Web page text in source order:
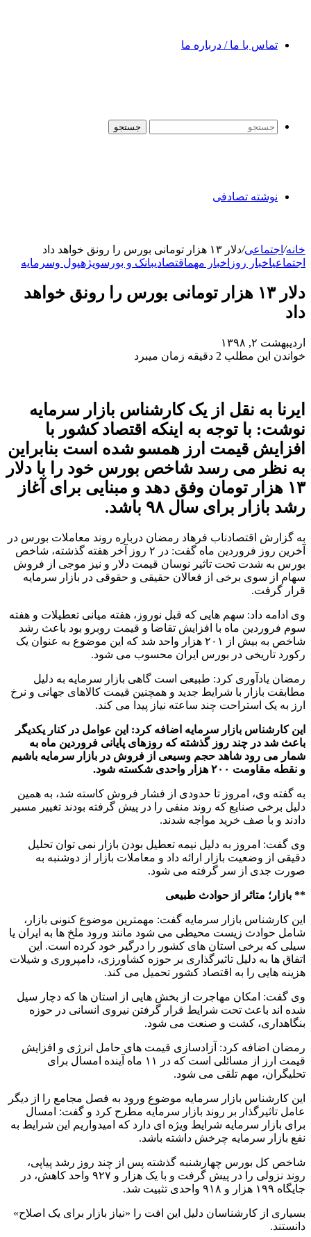
تماس با ما / درباره ما
جستجو
نوشته تصادفی
خانه/ اجتماعی/دلار ۱۳ هزار تومانی بورس را رونق خواهد داد
اجتماعیاخبار روز اخبار مهماقتصادیبانک و بورسویژهپول وسرمایه
دلار ۱۳ هزار تومانی بورس را رونق خواهد
داد
اردیبهشت ۲, ۱۳۹۸
خواندن این مطلب 2 دقیقه زمان میبرد
ایرنا به نقل از یک کارشناس بازار سرمایه
نوشت: با توجه به اینکه اقتصاد کشور با
افزایش قیمت ارز همسو شده است بنابراین
به نظر می رسد شاخص بورس خود را با دلار
۱۳ هزار تومان وفق دهد و مبنایی برای آغاز
رشد بازار برای سال ۹۸ باشد.
به گزارش اقتصادناب فرهاد رمضان درباره روند معاملات بورس در
آخرین روز فروردین ماه گفت: در ۲ روز آخر هفته گذشته، شاخص
بورس به شدت تحت تاثیر نوسان قیمت دلار و نیز موجی از فروش
سهام از سوی برخی از فعالان حقیقی و حقوقی در بازار سرمایه
قرار گرفت.
وی ادامه داد: سهم هایی که قبل نوروز، هفته میانی تعطیلات و هفته
سوم فروردین ماه با افزایش تقاضا و قیمت روبرو بود باعث رشد
شاخص به بیش از ۲۰۱ هزار واحد شد که این موضوع به عنوان یک
رکورد تاریخی در بورس ایران محسوب می شود.
رمضان یادآوری کرد: طبیعی است گاهی بازار سرمایه به دلیل
مطابقت بازار با شرایط جدید و همچنین قیمت کالاهای جهانی و نرخ
ارز به یک استراحت چند ساعته نیاز پیدا می کند.
این کارشناس بازار سرمایه اضافه کرد: این عوامل در کنار یکدیگر
باعث شد در چند روز گذشته که روزهای پایانی فروردین ماه به
شمار می رود شاهد حجم وسیعی از فروش در بازار سرمایه باشیم
و نقطه مقاومت ۲۰۰ هزار واحدی شکسته شود.
به گفته وی، امروز تا حدودی از فشار فروش کاسته شد، به همین
دلیل برخی صنایع که روند منفی را در پیش گرفته بودند تغییر مسیر
دادند و با صف خرید مواجه شدند.
وی گفت: امروز به دلیل نیمه تعطیل بودن بازار نمی توان تحلیل
دقیقی از وضعیت بازار ارائه داد و معاملات بازار از دوشنبه به
صورت جدی از سر گرفته می شود.
** بازار؛ متاثر از حوادث طبیعی
این کارشناس بازار سرمایه گفت: مهمترین موضوع کنونی بازار،
شامل حوادث زیست محیطی می شود مانند ورود ملخ ها به ایران یا
سیلی که برخی استان های کشور را درگیر خود کرده است. این
اتفاق ها به دلیل تاثیرگذاری بر حوزه کشاورزی، دامپروری و شیلات
هزینه هایی را به اقتصاد کشور تحمیل می کند.
وی گفت: امکان مهاجرت از بخش هایی از استان ها که دچار سیل
شده اند باعث تحت شرایط قرار گرفتن نیروی انسانی در حوزه
بنگاهداری، کشت و صنعت می شود.
رمضان اضافه کرد: آزادسازی قیمت های حامل انرژی و افزایش
قیمت ارز از مسائلی است که در ۱۱ ماه آینده امسال برای
تحلیگران، مهم تلقی می شود.
این کارشناس بازار سرمایه موضوع ورود به فصل مجامع را از دیگر
عامل تاثیرگذار بر روند بازار سرمایه مطرح کرد و گفت: امسال
برای بازار سرمایه شرایط ویژه ای دارد که امیدواریم این شرایط به
نفع بازار سرمایه چرخش داشته باشد.
شاخص کل بورس چهارشنبه گذشته پس از چند روز رشد پیاپی،
روند نزولی را در پیش گرفت و با یک هزار و ۹۲۷ واحد کاهش، در
جایگاه ۱۹۹ هزار و ۹۱۸ واحدی تثبیت شد.
بسیاری از کارشناسان دلیل این افت را «نیاز بازار برای یک اصلاح»
دانستند.